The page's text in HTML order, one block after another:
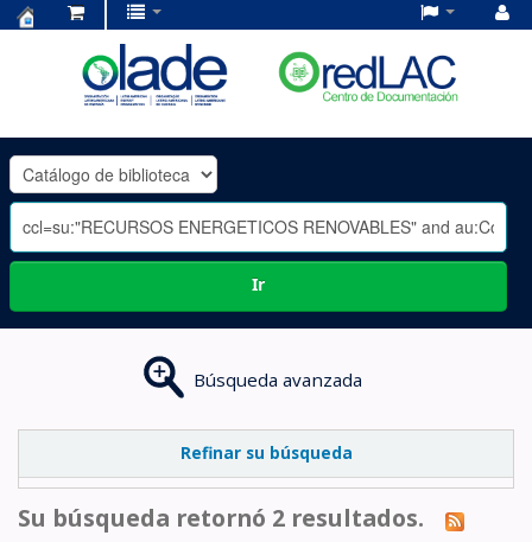
OLADE
-
Ir
Búsqueda avanzada
Refinar su búsqueda
Su búsqueda retornó 2 resultados.